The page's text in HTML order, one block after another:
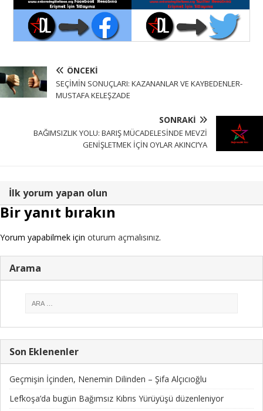
ÖNCEKI
SEÇİMİN SONUÇLARI: KAZANANLAR VE KAYBEDENLER-
MUSTAFA KELEŞZADE
SONRAKI
BAĞIMSIZLIK YOLU: BARIŞ MÜCADELESİNDE MEVZİ
GENİŞLETMEK İÇİN OYLAR AKINCI’YA
İlk yorum yapan olun
Bir yanıt bırakın
Yorum yapabilmek için oturum açmalısınız.
Arama
Son Eklenenler
Geçmişin İçinden, Nenemin Dilinden – Şifa Alçıcıoğlu
Lefkoşa’da bugün Bağımsız Kıbrıs Yürüyüşü düzenleniyor